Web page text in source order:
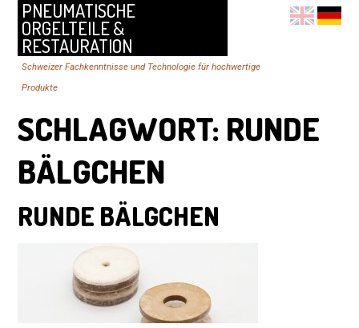
PNEUMATISCHE
ORGELTEILE &
RESTAURATION
Schweizer Fachkenntnisse und Technologie für hochwertige
Produkte
SCHLAGWORT: RUNDE
BÄLGCHEN
RUNDE BÄLGCHEN